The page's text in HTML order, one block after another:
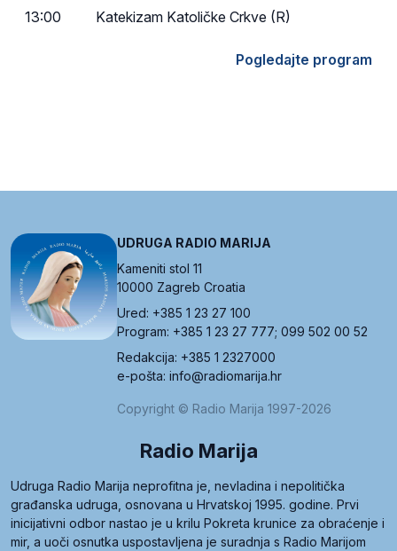
13:00 Katekizam Katoličke Crkve (R)
Pogledajte program
UDRUGA RADIO MARIJA
Kameniti stol 11
10000 Zagreb Croatia
Ured: +385 1 23 27 100
Program: +385 1 23 27 777; 099 502 00 52
Redakcija: +385 1 2327000
e-pošta: info@radiomarija.hr
Copyright © Radio Marija 1997-2026
Radio Marija
Udruga Radio Marija neprofitna je, nevladina i nepolitička
građanska udruga, osnovana u Hrvatskoj 1995. godine. Prvi
inicijativni odbor nastao je u krilu Pokreta krunice za obraćenje i
mir, a uoči osnutka uspostavljena je suradnja s Radio Marijom